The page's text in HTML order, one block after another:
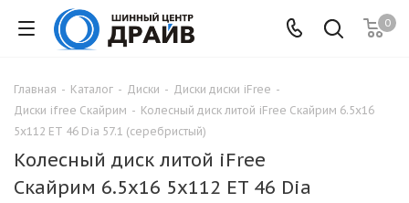
0
Главная - Каталог - Диски - Диски диски iFree -
Диски ifree Скайрим - Колесный диск литой iFree Скайрим 6.5x16
5x112 ET 46 Dia 57.1 (серебристый)
Колесный диск литой iFree
Скайрим 6.5x16 5x112 ET 46 Dia